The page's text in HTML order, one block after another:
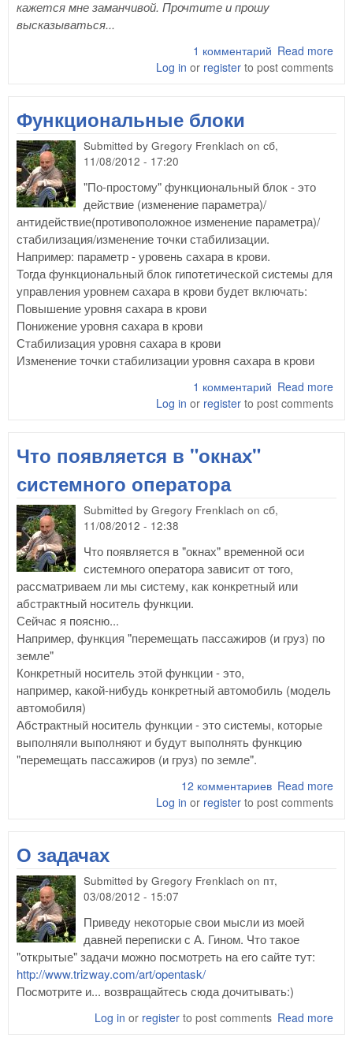
кажется мне заманчивой. Прочтите и прошу
высказываться...
Read more
1 комментарий
Log in or register to post comments
Функциональные блоки
Submitted by Gregory Frenklach on сб,
11/08/2012 - 17:20
"По-простому" функциональный блок - это
действие (изменение параметра)/
антидействие(противоположное изменение параметра)/
стабилизация/изменение точки стабилизации.
Например: параметр - уровень сахара в крови.
Тогда функциональный блок гипотетической системы для
управления уровнем сахара в крови будет включать:
Повышение уровня сахара в крови
Понижение уровня сахара в крови
Стабилизация уровня сахара в крови
Изменение точки стабилизации уровня сахара в крови
Read more
1 комментарий
Log in or register to post comments
Что появляется в "окнах"
системного оператора
Submitted by Gregory Frenklach on сб,
11/08/2012 - 12:38
Что появляется в "окнах" временной оси
системного оператора зависит от того,
рассматриваем ли мы систему, как конкретный или
абстрактный носитель функции.
Сейчас я поясню...
Например, функция "перемещать пассажиров (и груз) по
земле"
Конкретный носитель этой функции - это,
например, какой-нибудь конкретный автомобиль (модель
автомобиля)
Абстрактный носитель функции - это системы, которые
выполняли выполняют и будут выполнять функцию
"перемещать пассажиров (и груз) по земле".
Read more
12 комментариев
Log in or register to post comments
О задачах
Submitted by Gregory Frenklach on пт,
03/08/2012 - 15:07
Приведу некоторые свои мысли из моей
давней переписки с А. Гином. Что такое
"открытые" задачи можно посмотреть на его сайте тут:
http://www.trizway.com/art/opentask/
Посмотрите и... возвращайтесь сюда дочитывать:)
Read more
Log in or register to post comments